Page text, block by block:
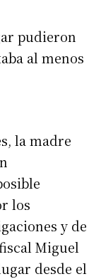
pudieron
al menos
la madre
los
y de
Miguel
desde el